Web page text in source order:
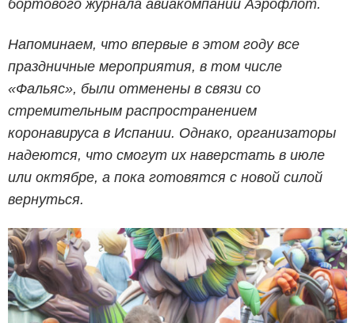
бортового журнала авиакомпании Аэрофлот.
Напоминаем, что впервые в этом году все
праздничные мероприятия, в том числе
«Фальяс», были отменены в связи со
стремительным распространением
коронавируса в Испании. Однако, организаторы
надеются, что смогут их наверстать в июле
или октябре, а пока готовятся с новой силой
вернуться.